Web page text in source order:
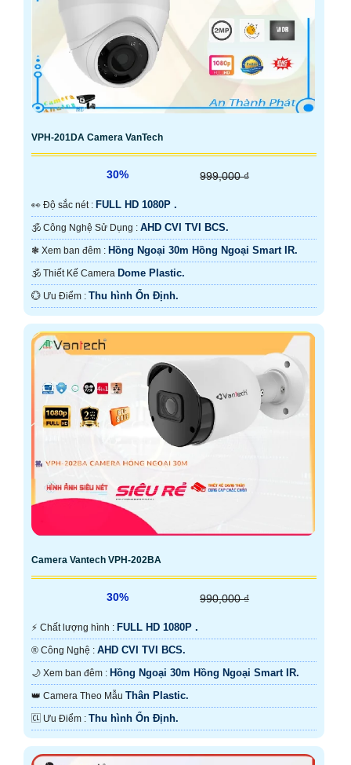
VPH-201DA Camera VanTech
30% 999,000 ₫
️👀 Độ sắc nét : FULL HD 1080P .
🕉️ Công Nghệ Sử Dụng : AHD CVI TVI BCS.
❃ Xem ban đêm : Hồng Ngoại 30m Hồng Ngoại Smart IR.
🕉️ Thiết Kế Camera Dome Plastic.
️💮 Ưu Điểm : Thu hình Ổn Định.
Camera Vantech VPH-202BA
30% 990,000 ₫
️⚡ Chất lượng hình : FULL HD 1080P .
®️ Công Nghệ : AHD CVI TVI BCS.
🌙 Xem ban đêm : Hồng Ngoại 30m Hồng Ngoại Smart IR.
👑 Camera Theo Mẫu Thân Plastic.
️🆑 Ưu Điểm : Thu hình Ổn Định.